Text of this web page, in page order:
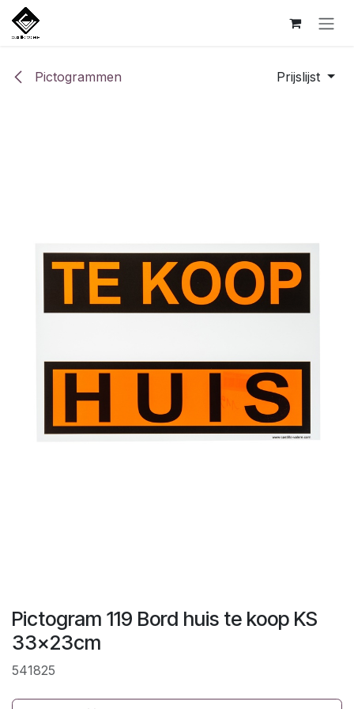
Overslaan naar inhoud
Pictogrammen Prijslijst
Pictogram 119 Bord huis te koop KS
33x23cm
541825